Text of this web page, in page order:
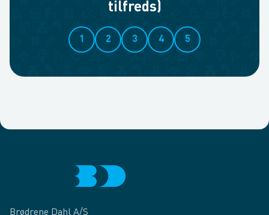
tilfreds)
1 2 3 4 5
Brødrene Dahl A/S